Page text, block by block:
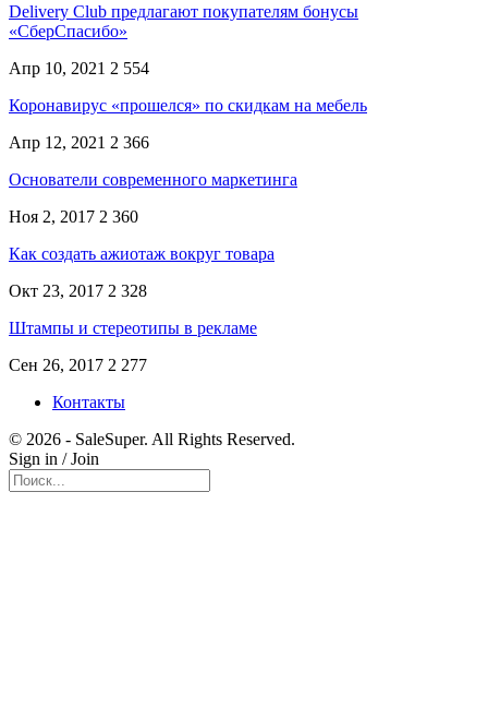
Delivery Club предлагают покупателям бонусы
«СберСпасибо»
Апр 10, 2021 2 554
Коронавирус «прошелся» по скидкам на мебель
Апр 12, 2021 2 366
Основатели современного маркетинга
Ноя 2, 2017 2 360
Как создать ажиотаж вокруг товара
Окт 23, 2017 2 328
Штампы и стереотипы в рекламе
Сен 26, 2017 2 277
Контакты
© 2026 - SaleSuper. All Rights Reserved.
Sign in / Join